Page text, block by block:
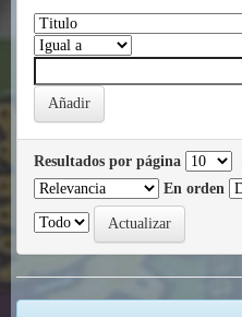
Resultados por página
En orden